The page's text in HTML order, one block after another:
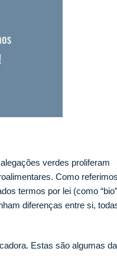
verdes proliferam
Como
termos por lei (como “bio”
diferenças entre si,
Estas são algumas